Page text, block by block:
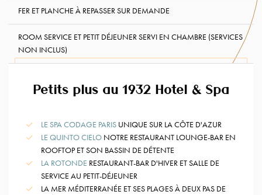
FER ET PLANCHE À REPASSER SUR DEMANDE
ROOM SERVICE ET PETIT DÉJEUNER SERVI EN CHAMBRE (SERVICES
NON INCLUS)
Petits plus au 1932 Hotel & Spa
LE SPA CODAGE PARIS UNIQUE SUR LA CÔTE D'AZUR
LE QUINTO CIELO NOTRE RESTAURANT LOUNGE-BAR EN
ROOFTOP ET SON BASSIN DE DÉTENTE
LA ROTONDE RESTAURANT-BAR D'HIVER ET SALLE DE
SERVICE AU PETIT-DÉJEUNER
LA MER MÉDITERRANÉE ET SES PLAGES À DEUX PAS DE